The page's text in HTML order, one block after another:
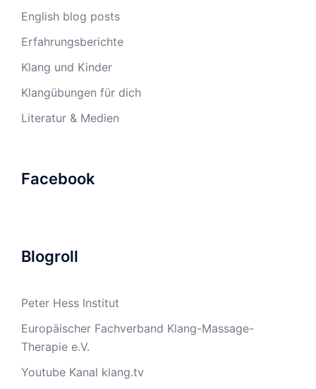
English blog posts
Erfahrungsberichte
Klang und Kinder
Klangübungen für dich
Literatur & Medien
Facebook
Blogroll
Peter Hess Institut
Europäischer Fachverband Klang-Massage-
Therapie e.V.
Youtube Kanal klang.tv